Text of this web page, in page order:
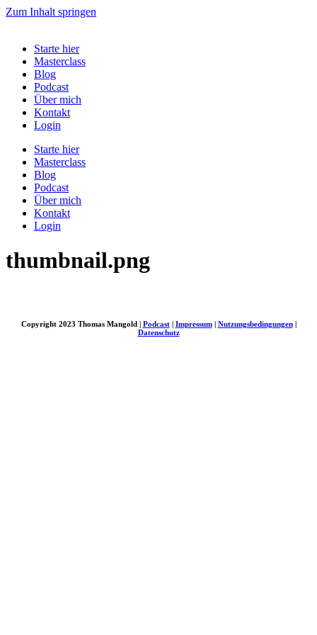
Zum Inhalt springen
Starte hier
Masterclass
Blog
Podcast
Über mich
Kontakt
Login
Starte hier
Masterclass
Blog
Podcast
Über mich
Kontakt
Login
thumbnail.png
Copyright 2023 Thomas Mangold | Podcast| Impressum| Nutzungsbedingungen|
Datenschutz